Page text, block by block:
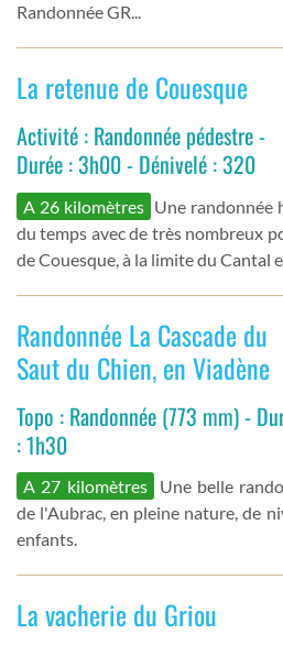
Randonnée GR...
La retenue de Couesque
Activité : Randonnée pédestre -
Durée : 3h00 - Dénivelé : 320
A 26 kilomètres Une randonnée
du temps avec de très nombreux
de Couesque, à la limite du Cantal
Randonnée La Cascade du
Saut du Chien, en Viadène
Topo : Randonnée (773 mm) -
: 1h30
A 27 kilomètres
Une belle
de l'Aubrac, en pleine nature, de
enfants.
La vacherie du Griou